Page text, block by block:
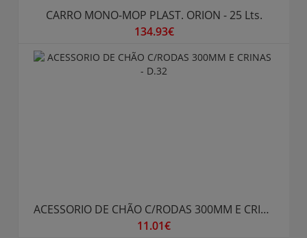
CARRO MONO-MOP PLAST. ORION - 25 Lts.
134.93€
ACESSORIO DE CHÃO C/RODAS 300MM E CRINAS - D.32
11.01€